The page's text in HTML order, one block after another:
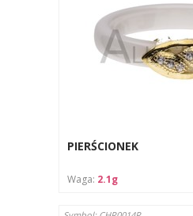
PIERŚCIONEK
Waga: 2.1g